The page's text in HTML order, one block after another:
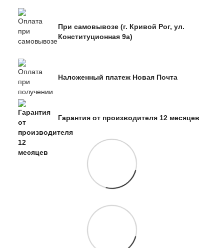
При самовывозе (г. Кривой Рог, ул.
Конституционная 9а)
Наложенный платеж Новая Почта
Гарантия от производителя 12 месяцев